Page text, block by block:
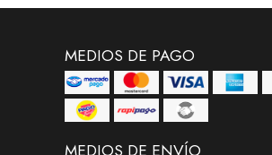
MEDIOS DE PAGO
MEDIOS DE ENVÍO